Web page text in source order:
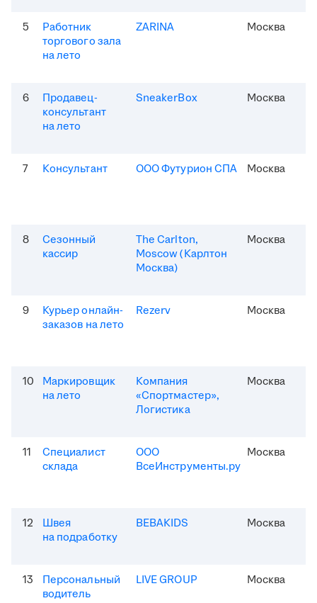
5
Работник
торгового зала
на лето
ZARINA Москва
6
Продавец-
консультант
на лето
SneakerBox Москва
7 Консультант ООО Футурион СПА Москва
8
Сезонный
кассир
The Carlton,
Moscow (Карлтон
Москва)
Москва
9
Курьер онлайн-
заказов на лето
Rezerv Москва
10
Маркировщик
на лето
Компания
«Спортмастер»,
Логистика
Москва
11
Специалист
склада
ООО
ВсеИнструменты.ру
Москва
12
Швея
на подработку
BEBAKIDS Москва
13
Персональный
водитель
LIVE GROUP Москва